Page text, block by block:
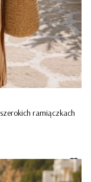
ramiączkach